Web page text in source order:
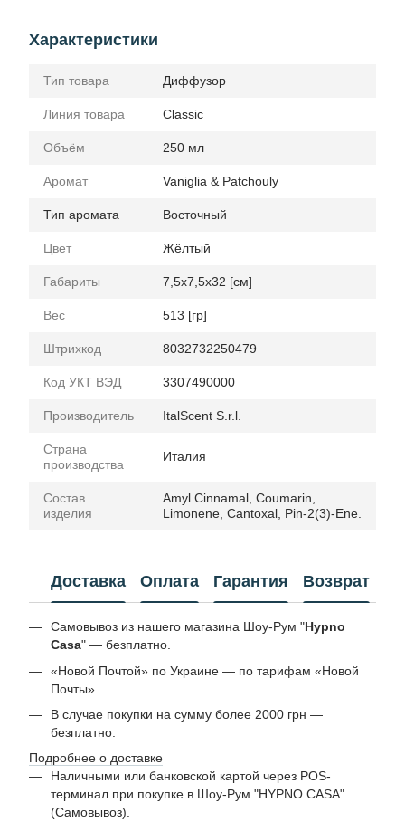
Характеристики
Тип товара Диффузор
Линия товара Classic
Объём 250 мл
Аромат Vaniglia & Patchouly
Тип аромата Восточный
Цвет Жёлтый
Габариты 7,5x7,5x32 [см]
Вес 513 [гр]
Штрихкод 8032732250479
Код УКТ ВЭД 3307490000
Производитель ItalScent S.r.l.
Страна
производства
Италия
Состав
изделия
Amyl Cinnamal, Coumarin,
Limonene, Cantoxal, Pin-2(3)-Ene.
Доставка Оплата Гарантия Возврат
Самовывоз из нашего магазина Шоу-Рум "Hypno
Casa" — безплатно.
«Новой Почтой» по Украине — по тарифам «Новой
Почты».
В случае покупки на сумму более 2000 грн —
безплатно.
Подробнее о доставке
Наличными или банковской картой через POS-
терминал при покупке в Шоу-Рум "HYPNO CASA"
(Самовывоз).